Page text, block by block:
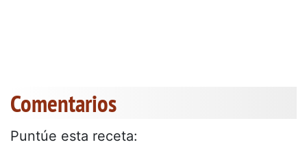
Comentarios
Puntúe esta receta: